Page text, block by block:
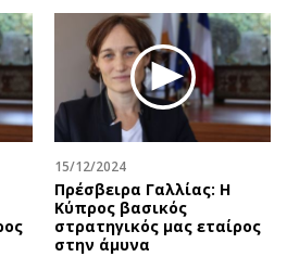
15/12/2024
Πρέσβειρα Γαλλίας: Η
Κύπρος βασικός
στρατηγικός μας εταίρος
στην άμυνα